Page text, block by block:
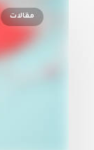
مقالات